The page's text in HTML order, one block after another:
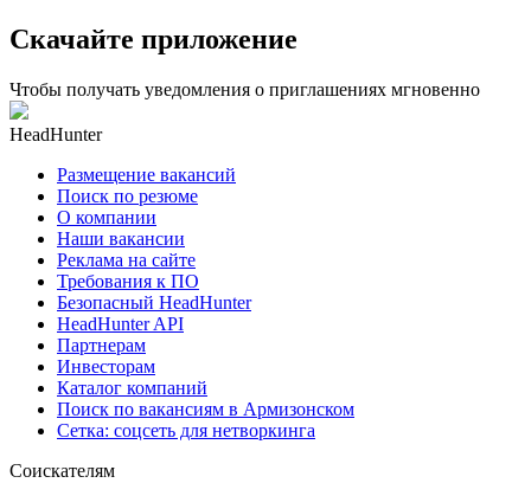
Скачайте приложение
Чтобы получать уведомления о приглашениях мгновенно
HeadHunter
Размещение вакансий
Поиск по резюме
О компании
Наши вакансии
Реклама на сайте
Требования к ПО
Безопасный HeadHunter
HeadHunter API
Партнерам
Инвесторам
Каталог компаний
Поиск по вакансиям в Армизонском
Сетка: соцсеть для нетворкинга
Соискателям